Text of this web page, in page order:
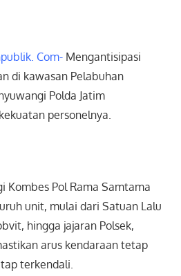
Com-Mengantisipasi
di kawasan Pelabuhan
Polda Jatim
personelnya.
Kombes Pol Rama Samtama
unit, mulai dari Satuan Lalu
hingga jajaran Polsek,
arus kendaraan tetap
terkendali.